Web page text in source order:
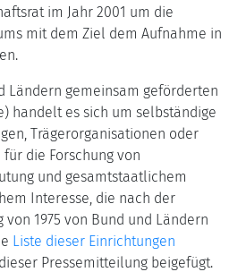
im Jahr 2001 um die
mit dem Ziel dem Aufnahme in
Ländern gemeinsam geförderten
handelt es sich um selbständige
Trägerorganisationen oder
die Forschung von
und gesamtstaatlichem
Interesse, die nach der
1975 von Bund und Ländern
Liste dieser Einrichtungen
Pressemitteilung beigefügt.